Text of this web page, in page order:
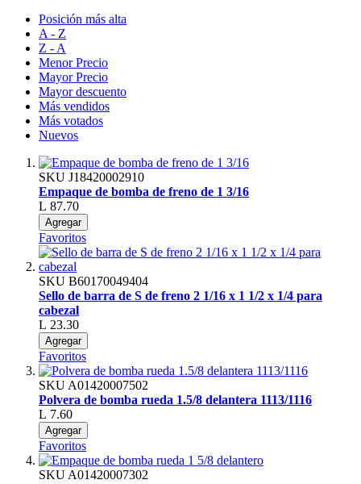
Posición más alta
A - Z
Z - A
Menor Precio
Mayor Precio
Mayor descuento
Más vendidos
Más votados
Nuevos
SKU J18420002910
Empaque de bomba de freno de 1 3/16
L 87.70
Agregar
Favoritos
SKU B60170049404
Sello de barra de S de freno 2 1/16 x 1 1/2 x 1/4 para
cabezal
L 23.30
Agregar
Favoritos
SKU A01420007502
Polvera de bomba rueda 1.5/8 delantera 1113/1116
L 7.60
Agregar
Favoritos
SKU A01420007302